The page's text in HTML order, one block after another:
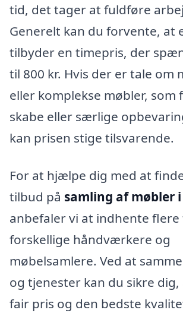
tid, det tager at fuldføre
Generelt kan du forvente, at
tilbyder en timepris, der
til 800 kr. Hvis der er tale om
eller komplekse møbler, som
skabe eller særlige
kan prisen stige tilsvarende.
For at hjælpe dig med at
tilbud på samling af møbler
anbefaler vi at indhente
forskellige håndværkere og
møbelsamlere. Ved at
og tjenester kan du sikre
fair pris og den bedste